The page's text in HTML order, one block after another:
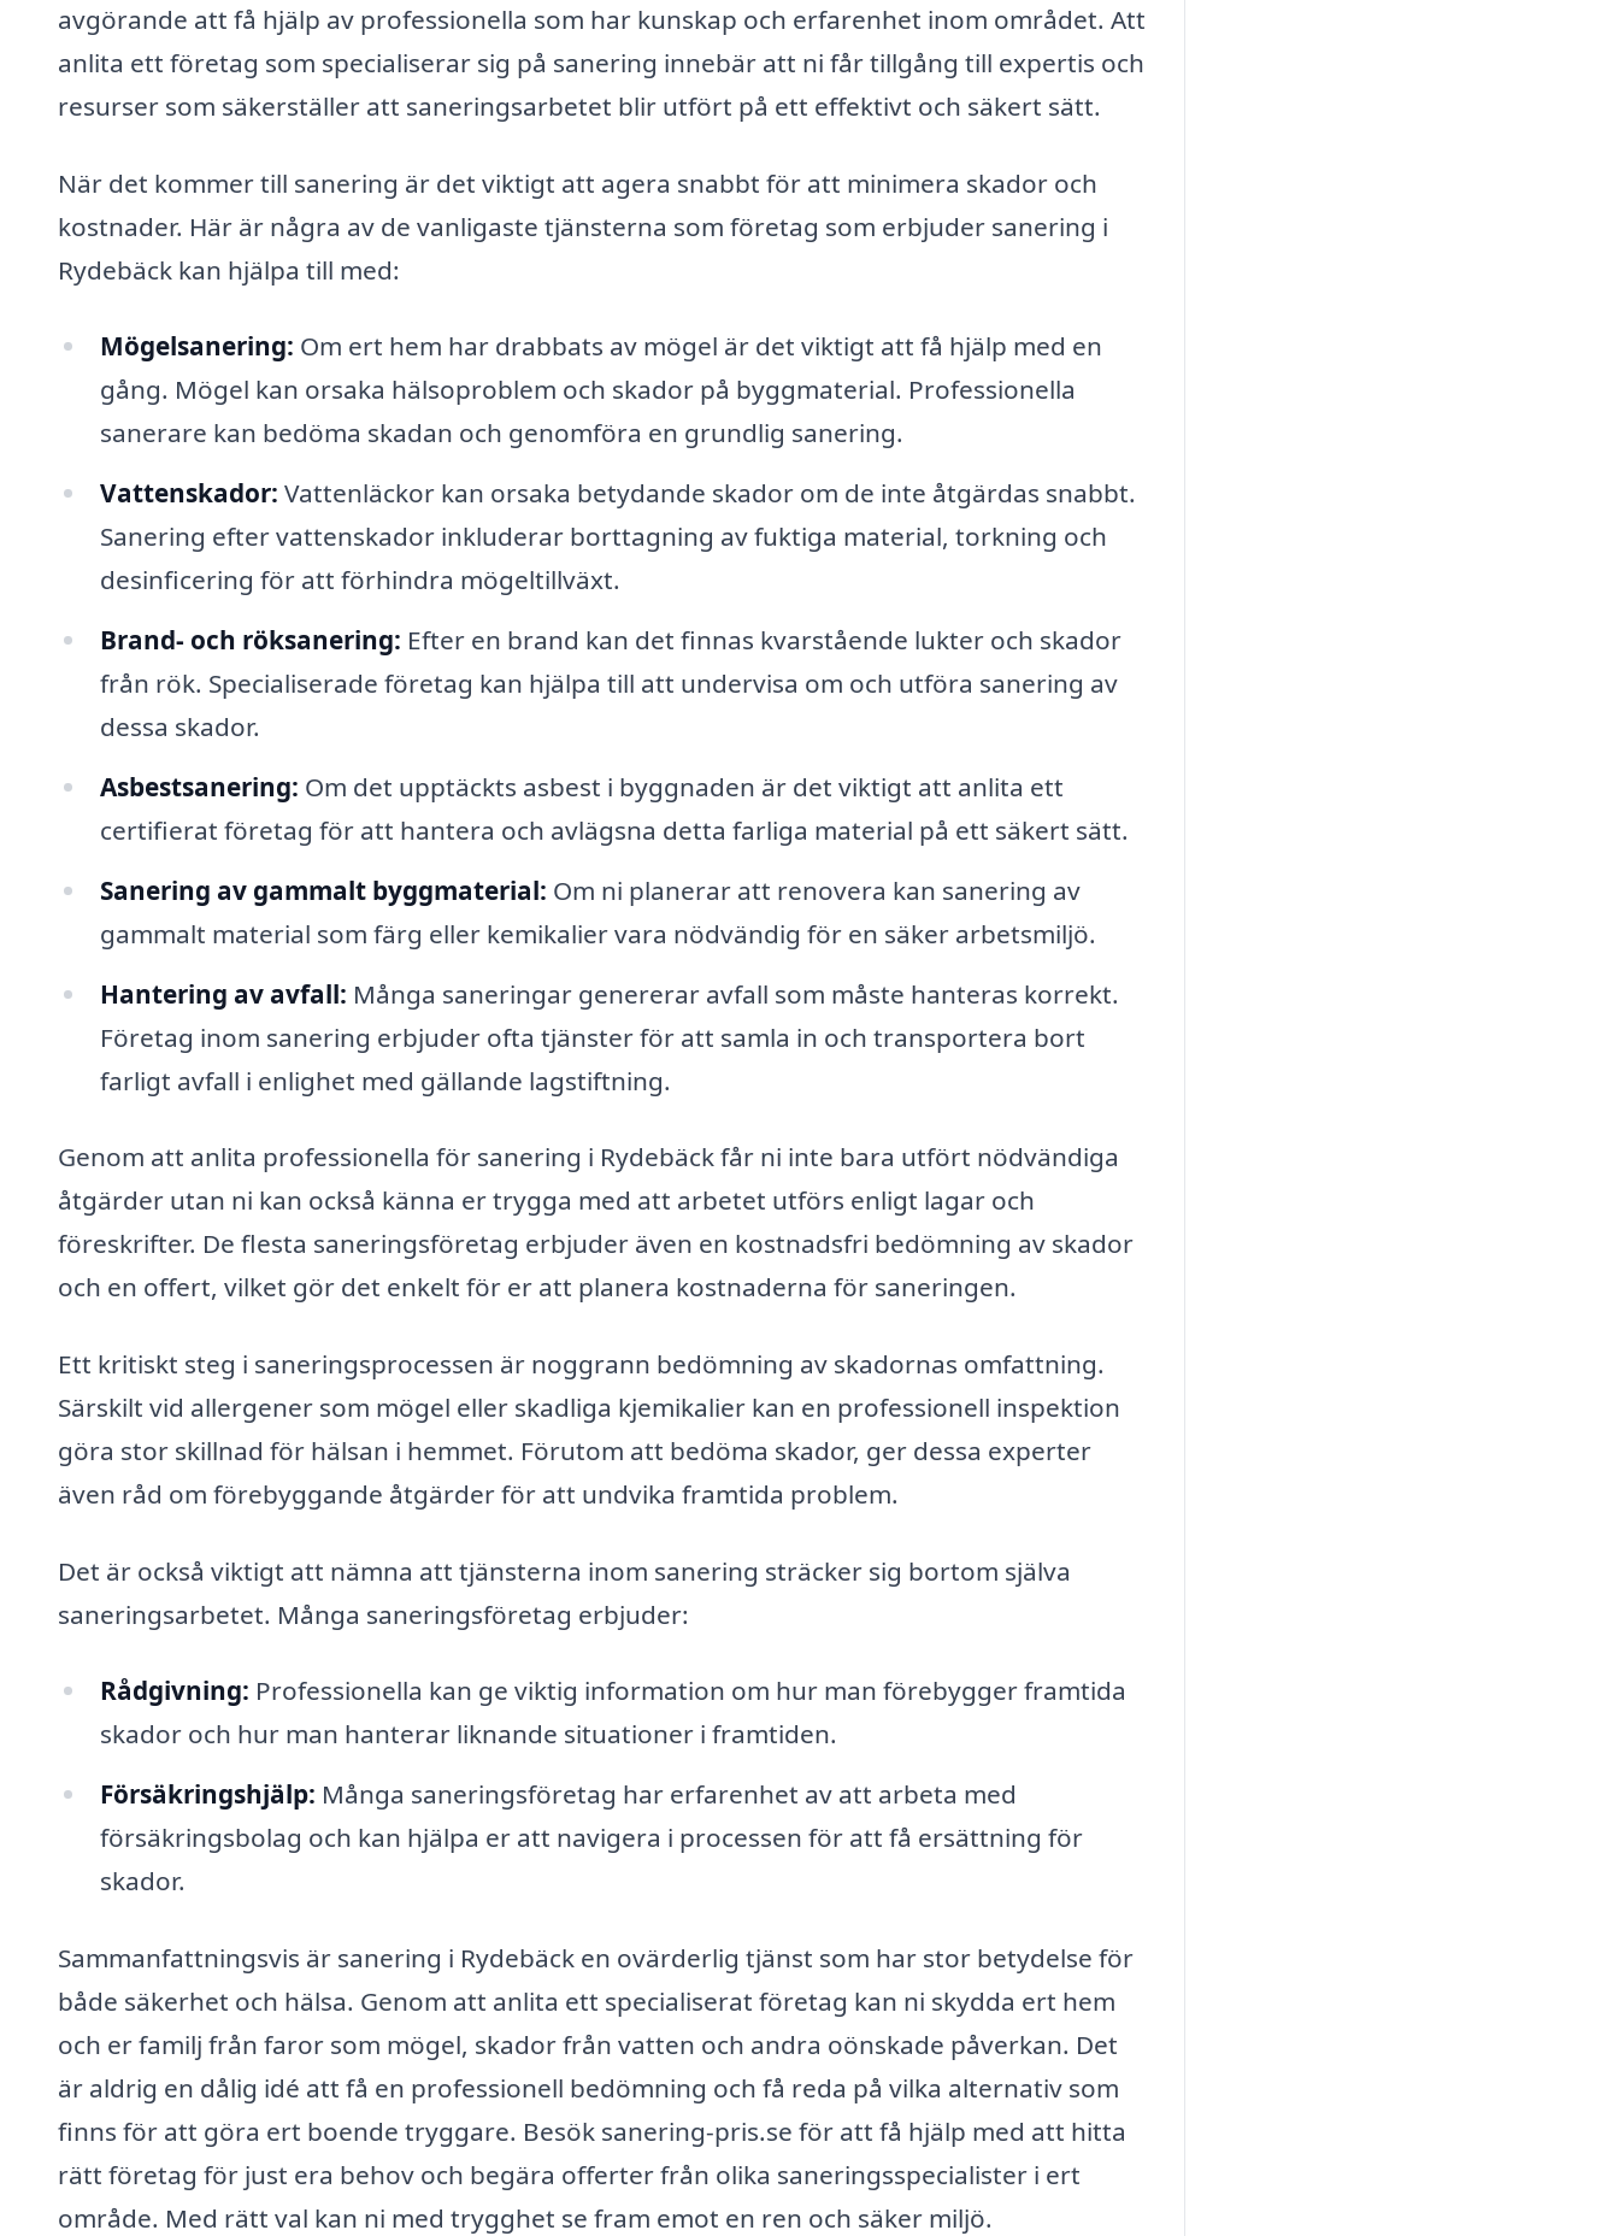
avgörande att få hjälp av professionella som har kunskap och erfarenhet inom området. Att
anlita ett företag som specialiserar sig på sanering innebär att ni får tillgång till expertis och
resurser som säkerställer att saneringsarbetet blir utfört på ett effektivt och säkert sätt.
När det kommer till sanering är det viktigt att agera snabbt för att minimera skador och
kostnader. Här är några av de vanligaste tjänsterna som företag som erbjuder sanering i
Rydebäck kan hjälpa till med:
Mögelsanering: Om ert hem har drabbats av mögel är det viktigt att få hjälp med en
gång. Mögel kan orsaka hälsoproblem och skador på byggmaterial. Professionella
sanerare kan bedöma skadan och genomföra en grundlig sanering.
Vattenskador: Vattenläckor kan orsaka betydande skador om de inte åtgärdas snabbt.
Sanering efter vattenskador inkluderar borttagning av fuktiga material, torkning och
desinficering för att förhindra mögeltillväxt.
Brand- och röksanering: Efter en brand kan det finnas kvarstående lukter och skador
från rök. Specialiserade företag kan hjälpa till att undervisa om och utföra sanering av
dessa skador.
Asbestsanering: Om det upptäckts asbest i byggnaden är det viktigt att anlita ett
certifierat företag för att hantera och avlägsna detta farliga material på ett säkert sätt.
Sanering av gammalt byggmaterial: Om ni planerar att renovera kan sanering av
gammalt material som färg eller kemikalier vara nödvändig för en säker arbetsmiljö.
Hantering av avfall: Många saneringar genererar avfall som måste hanteras korrekt.
Företag inom sanering erbjuder ofta tjänster för att samla in och transportera bort
farligt avfall i enlighet med gällande lagstiftning.
Genom att anlita professionella för sanering i Rydebäck får ni inte bara utfört nödvändiga
åtgärder utan ni kan också känna er trygga med att arbetet utförs enligt lagar och
föreskrifter. De flesta saneringsföretag erbjuder även en kostnadsfri bedömning av skador
och en offert, vilket gör det enkelt för er att planera kostnaderna för saneringen.
Ett kritiskt steg i saneringsprocessen är noggrann bedömning av skadornas omfattning.
Särskilt vid allergener som mögel eller skadliga kjemikalier kan en professionell inspektion
göra stor skillnad för hälsan i hemmet. Förutom att bedöma skador, ger dessa experter
även råd om förebyggande åtgärder för att undvika framtida problem.
Det är också viktigt att nämna att tjänsterna inom sanering sträcker sig bortom själva
saneringsarbetet. Många saneringsföretag erbjuder:
Rådgivning: Professionella kan ge viktig information om hur man förebygger framtida
skador och hur man hanterar liknande situationer i framtiden.
Försäkringshjälp: Många saneringsföretag har erfarenhet av att arbeta med
försäkringsbolag och kan hjälpa er att navigera i processen för att få ersättning för
skador.
Sammanfattningsvis är sanering i Rydebäck en ovärderlig tjänst som har stor betydelse för
både säkerhet och hälsa. Genom att anlita ett specialiserat företag kan ni skydda ert hem
och er familj från faror som mögel, skador från vatten och andra oönskade påverkan. Det
är aldrig en dålig idé att få en professionell bedömning och få reda på vilka alternativ som
finns för att göra ert boende tryggare. Besök sanering-pris.se för att få hjälp med att hitta
rätt företag för just era behov och begära offerter från olika saneringsspecialister i ert
område. Med rätt val kan ni med trygghet se fram emot en ren och säker miljö.